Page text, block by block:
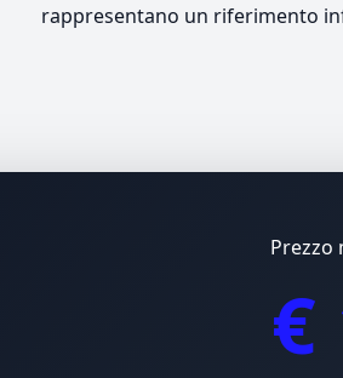
rappresentano un riferimento
Prezzo
€